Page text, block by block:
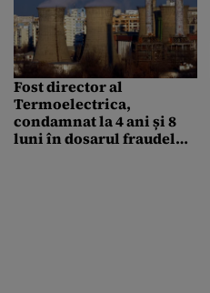
Fost director al
Termoelectrica,
condamnat la 4 ani și 8
luni în dosarul fraudelor